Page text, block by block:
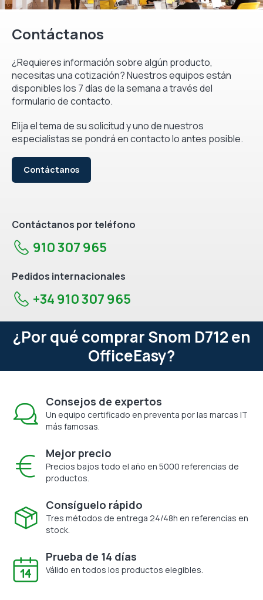
Contáctanos
¿Requieres información sobre algún producto,
necesitas una cotización? Nuestros equipos están
disponibles los 7 días de la semana a través del
formulario de contacto.
Elija el tema de su solicitud y uno de nuestros
especialistas se pondrá en contacto lo antes posible.
Contáctanos
Contáctanos por teléfono
910 307 965
Pedidos internacionales
+34 910 307 965
¿Por qué comprar Snom D712 en
OfficeEasy?
Consejos de expertos
Un equipo certificado en preventa por las marcas IT
más famosas.
Mejor precio
Precios bajos todo el año en 5000 referencias de
productos.
Consíguelo rápido
Tres métodos de entrega 24/48h en referencias en
stock.
Prueba de 14 días
Válido en todos los productos elegibles.